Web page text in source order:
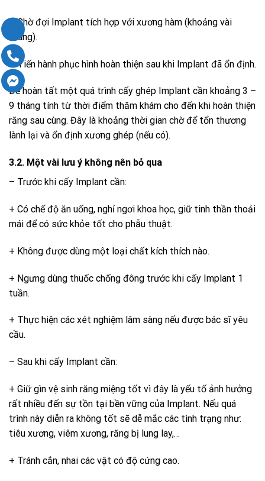
– Chờ đợi Implant tích hợp với xương hàm (khoảng vài
tháng).
– Tiến hành phục hình hoàn thiện sau khi Implant đã ổn định.
Để hoàn tất một quá trình cấy ghép Implant cần khoảng 3 –
9 tháng tính từ thời điểm thăm khám cho đến khi hoàn thiện
răng sau cùng. Đây là khoảng thời gian chờ để tổn thương
lành lại và ổn định xương ghép (nếu có).
3.2. Một vài lưu ý không nên bỏ qua
– Trước khi cấy Implant cần:
+ Có chế độ ăn uống, nghỉ ngơi khoa học, giữ tinh thần thoải
mái để có sức khỏe tốt cho phẫu thuật.
+ Không được dùng một loại chất kích thích nào.
+ Ngưng dùng thuốc chống đông trước khi cấy Implant 1
tuần.
+ Thực hiện các xét nghiệm lâm sàng nếu được bác sĩ yêu
cầu.
– Sau khi cấy Implant cần:
+ Giữ gìn vệ sinh răng miệng tốt vì đây là yếu tố ảnh hưởng
rất nhiều đến sự tồn tại bền vững của Implant. Nếu quá
trình này diễn ra không tốt sẽ dễ mắc các tình trạng như:
tiêu xương, viêm xương, răng bị lung lay,…
+ Tránh cắn, nhai các vật có độ cứng cao.